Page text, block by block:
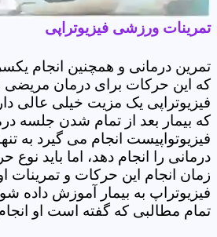
تمرینات ورزشی فیزیوتراپی
تمرین درمانی و همچنین انجام
که این حرکات برای درمان مریضی
فیزیوتراپی یک مزیت خیلی عالی
که بیمار بعد از تمام شدن جلسه
فیزیوتواپیست انجام می گیرد به
درمانی را انجام دهد، اما باید
زمان انجام این حرکات و تمرینات
فیزیوتراپ به بیمار آموزش داده
تمام مطالبی که گفته است او